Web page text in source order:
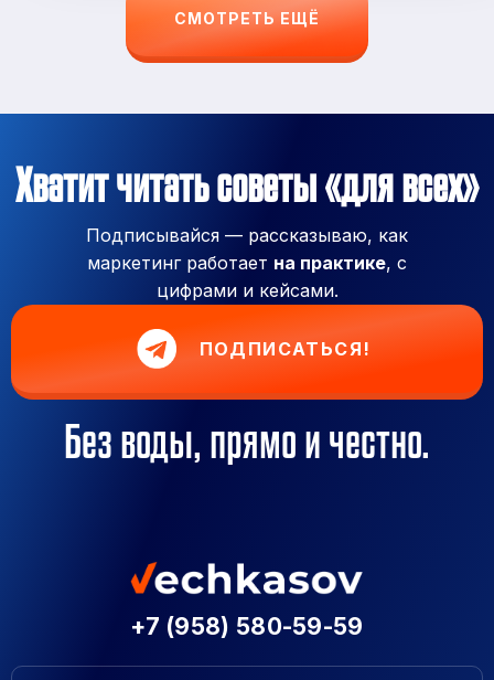
СМОТРЕТЬ ЕЩЁ
Хватит читать советы «для всех»
Подписывайся — рассказываю, как
маркетинг работает на практике, с
цифрами и кейсами.
ПОДПИСАТЬСЯ!
Без воды, прямо и честно.
+7 (958) 580-59-59